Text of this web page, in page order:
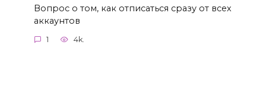
Вопрос о том, как отписаться сразу от всех
аккаунтов
1 4k.